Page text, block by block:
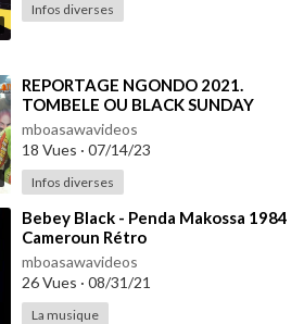
Infos diverses
⁣REPORTAGE NGONDO 2021.
TOMBELE OU BLACK SUNDAY
mboasawavideos
18 Vues · 07/14/23
Infos diverses
⁣Bebey Black - Penda Makossa 1984
Cameroun Rétro
mboasawavideos
26 Vues · 08/31/21
La musique